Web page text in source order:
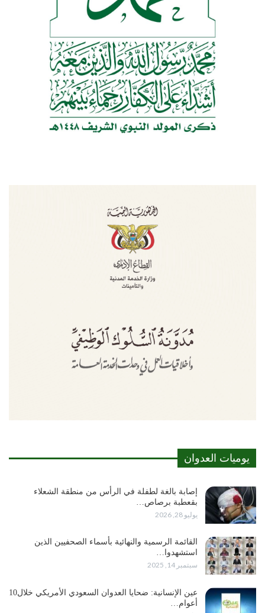
يوميات العدوان
إصابة بالغة لطفلة في الرأس من منطقة الشعلاء
بقعطبة برصاص…
يوليو 28, 2026
القائمة الرسمية والنهائية بأسماء الصحفيين الذين
استشهدوا…
سبتمبر 14, 2025
عين الإنسانية: ضحايا العدوان السعودي الأمريكي خلال10
أعوام…